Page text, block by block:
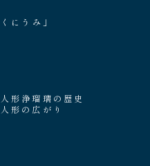
にうみ」
形浄瑠璃の歴史
形の広がり